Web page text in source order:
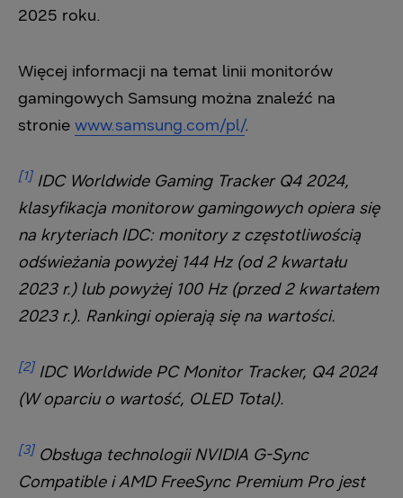
2025 roku.
Więcej informacji na temat linii monitorów
gamingowych Samsung można znaleźć na
stronie www.samsung.com/pl/.
[1]IDC Worldwide Gaming Tracker Q4 2024,
klasyfikacja monitorow gamingowych opiera się
na kryteriach IDC: monitory z częstotliwością
odświeżania powyżej 144 Hz (od 2 kwartału
2023 r.) lub powyżej 100 Hz (przed 2 kwartałem
2023 r.). Rankingi opierają się na wartości.
[2]IDC Worldwide PC Monitor Tracker, Q4 2024
(W oparciu o wartość, OLED Total).
[3]Obsługa technologii NVIDIA G-Sync
Compatible i AMD FreeSync Premium Pro jest